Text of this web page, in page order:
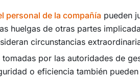
personal de la compañía pueden
huelgas de otras partes
circunstancias
tomadas por las autoridades de
o eficiencia también